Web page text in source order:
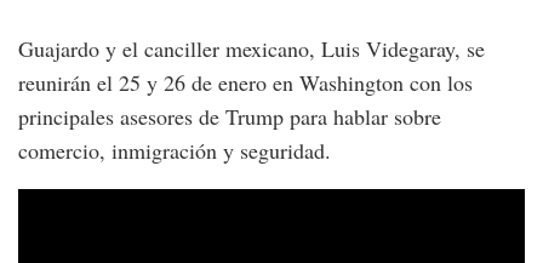
Guajardo y el canciller mexicano, Luis Videgaray, se
reunirán el 25 y 26 de enero en Washington con los
principales asesores de Trump para hablar sobre
comercio, inmigración y seguridad.